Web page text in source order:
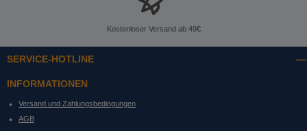
Kostenloser Versand ab 49€
SERVICE-HOTLINE
INFORMATIONEN
Versand und Zahlungsbedingungen
AGB